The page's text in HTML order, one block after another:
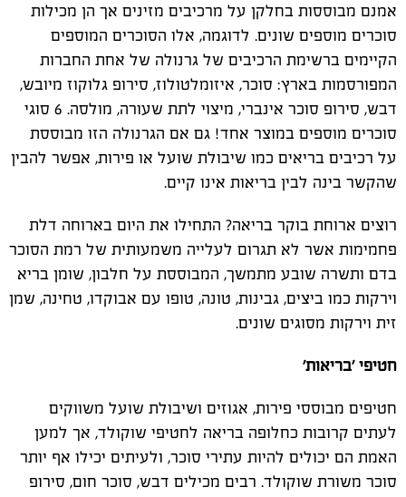
אמנם מבוססות בחלקן על מרכיבים מזינים אך הן מכילות
סוכרים מוספים שונים. לדוגמה, אלו הסוכרים המוספים
הקיימים ברשימת הרכיבים של גרנולה של אחת החברות
המפורסמות בארץ: סוכר, איזומלטולוז, סירופ גלוקוז מיובש,
דבש, סירופ סוכר אינברי, מיצוי לתת שעורה, מולסה. 6 סוגי
סוכרים מוספים במוצר אחד! גם אם הגרנולה הזו מבוססת
על רכיבים בריאים כמו שיבולת שועל או פירות, אפשר להבין
שהקשר בינה לבין בריאות אינו קיים.
רוצים ארוחת בוקר בריאה? התחילו את היום בארוחה דלת
פחמימות אשר לא תגרום לעלייה משמעותית של רמת הסוכר
בדם ותשרה שובע מתמשך, המבוססת על חלבון, שומן בריא
וירקות כמו ביצים, גבינות, טונה, טופו עם אבוקדו, טחינה, שמן
זית וירקות מסוגים שונים.
חטיפי 'בריאות'
חטיפים מבוססי פירות, אגוזים ושיבולת שועל משווקים
לעתים קרובות כחלופה בריאה לחטיפי שוקולד, אך למען
האמת הם יכולים להיות עתירי סוכר, ולעיתים יכילו אף יותר
סוכר משורת שוקולד. רבים מכילים דבש, סוכר חום, סירופ